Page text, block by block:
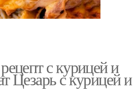
с курицей и
Цезарь с курицей и